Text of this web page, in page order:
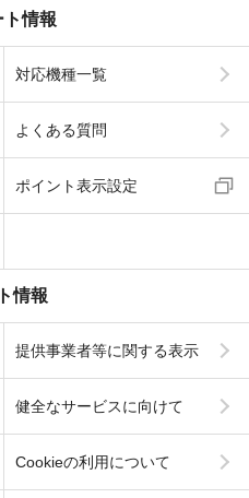
情報
対応機種一覧
よくある質問
ポイント表示設定
情報
提供事業者等に関する表示
健全なサービスに向けて
Cookieの利用について